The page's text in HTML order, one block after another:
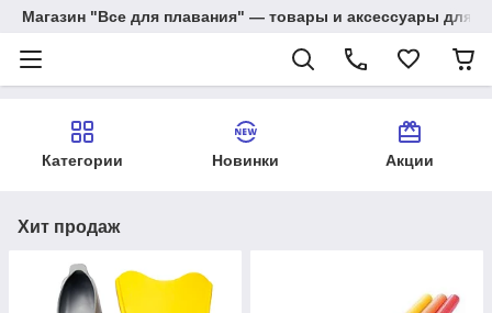
Магазин "Все для плавания" — товары и аксессуары для
Категории Новинки Акции
Хит продаж